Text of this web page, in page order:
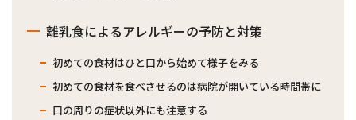
離乳食によるアレルギーの予防と対策
初めての食材はひと口から始めて様子をみる
初めての食材を食べさせるのは病院が開いている時間帯に
口の周りの症状以外にも注意する